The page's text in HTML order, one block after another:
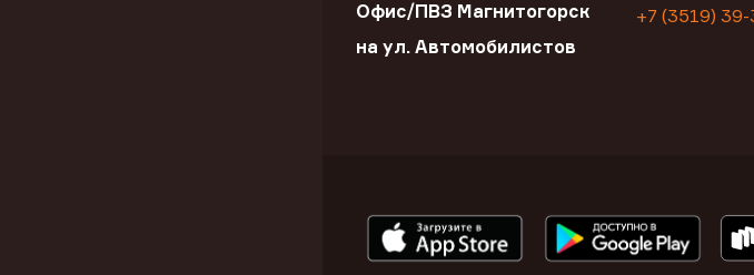
Офис/ПВЗ Магнитогорск
на ул. Автомобилистов
+7 (3519)